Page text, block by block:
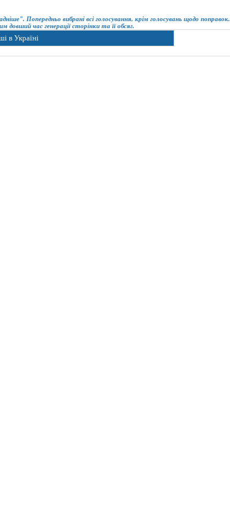
Попередньо вибрані всі голосування, крім голосувань щодо поправок.
довший час генерації сторінки та її обсяг.
в Україні